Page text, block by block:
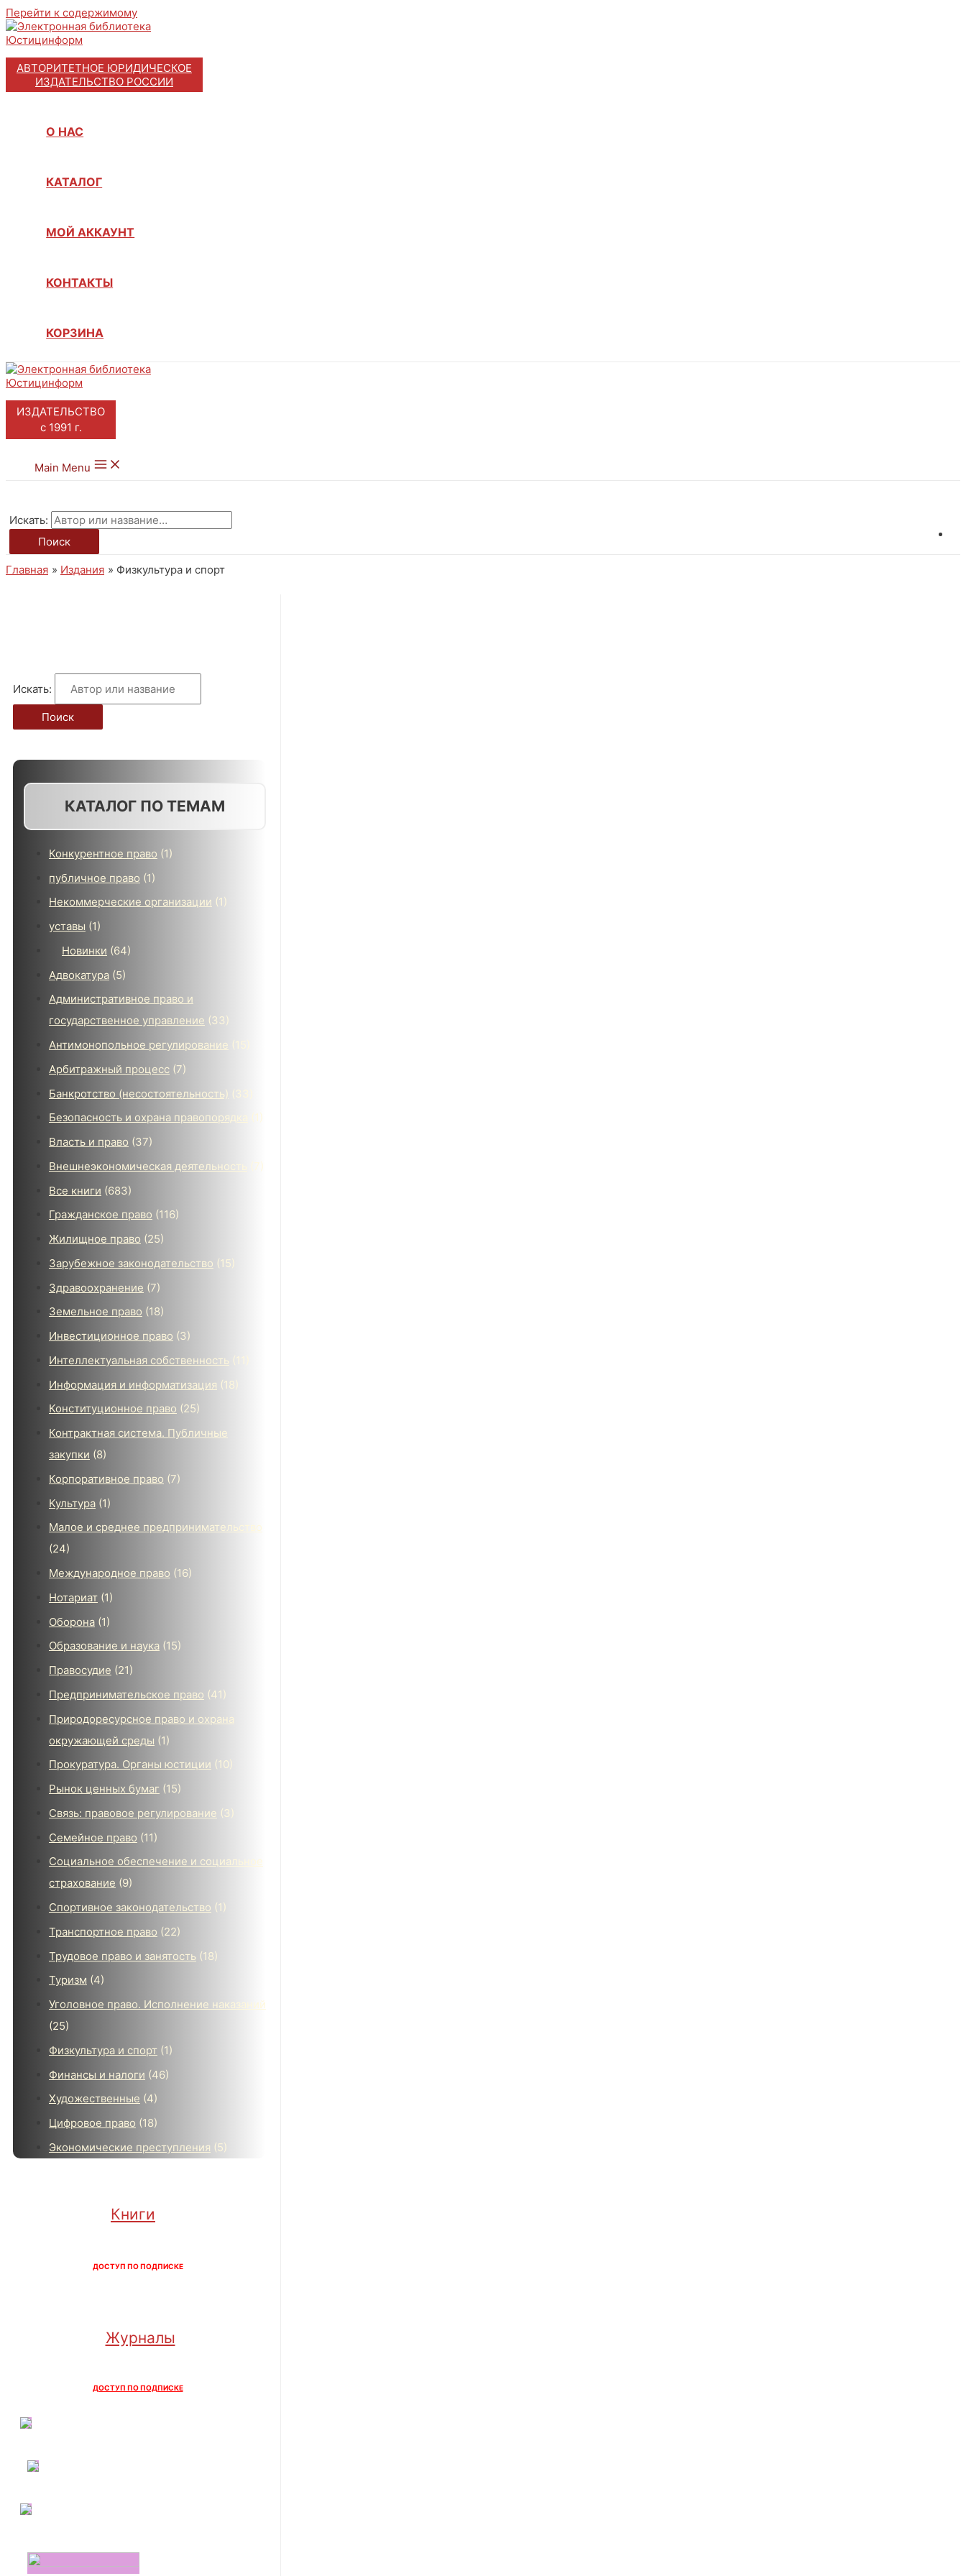
Перейти к содержимому
АВТОРИТЕТНОЕ ЮРИДИЧЕСКОЕ
ИЗДАТЕЛЬСТВО РОССИИ
О НАС
КАТАЛОГ
МОЙ АККАУНТ
КОНТАКТЫ
КОРЗИНА
ИЗДАТЕЛЬСТВО
с 1991 г.
Main Menu
Искать:
Поиск
Главная Издания Физкультура и спорт
Искать:
Поиск
КАТАЛОГ ПО ТЕМАМ
Конкурентное право (1)
публичное право (1)
Некоммерческие организации (1)
уставы (1)
Новинки (64)
Адвокатура (5)
Административное право и
государственное управление (33)
Антимонопольное регулирование (15)
Арбитражный процесс (7)
Банкротство (несостоятельность) (33)
Безопасность и охрана правопорядка
(1)
Власть и право (37)
Внешнеэкономическая деятельность
(7)
Все книги (683)
Гражданское право (116)
Жилищное право (25)
Зарубежное законодательство (15)
Здравоохранение (7)
Земельное право (18)
Инвестиционное право (3)
Интеллектуальная собственность (11)
Информация и информатизация (18)
Конституционное право (25)
Контрактная система. Публичные
закупки (8)
Корпоративное право (7)
Культура (1)
Малое и среднее предпринимательство
(24)
Международное право (16)
Нотариат (1)
Оборона (1)
Образование и наука (15)
Правосудие (21)
Предпринимательское право (41)
Природоресурсное право и охрана
окружающей среды (1)
Прокуратура. Органы юстиции (10)
Рынок ценных бумаг (15)
Связь: правовое регулирование (3)
Семейное право (11)
Социальное обеспечение и социальное
страхование (9)
Спортивное законодательство (1)
Транспортное право (22)
Трудовое право и занятость (18)
Туризм (4)
Уголовное право. Исполнение наказаний
(25)
Физкультура и спорт (1)
Финансы и налоги (46)
Художественные (4)
Цифровое право (18)
Экономические преступления (5)
Книги
ДОСТУП ПО ПОДПИСКЕ
Журналы
ДОСТУП ПО ПОДПИСКЕ